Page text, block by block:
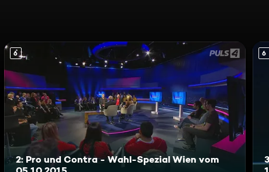
6
2: Pro und Contra - Wahl-Spezial Wien vom
6